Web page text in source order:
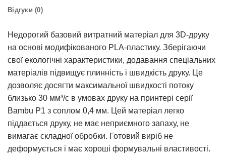
Відгуки (0)
Недорогий базовий витратний матеріал для 3D-друку
на основі модифікованого PLA-пластику. Зберігаючи
свої екологічні характеристики, додавання спеціальних
матеріалів підвищує плинність і швидкість друку. Це
дозволяє досягти максимальної швидкості потоку
близько 30 мм³/с в умовах друку на принтері серії
Bambu P1 з соплом 0,4 мм. Цей матеріал легко
піддається друку, не має неприємного запаху, не
вимагає складної обробки. Готовий виріб не
деформується і має хороші формувальні властивості.